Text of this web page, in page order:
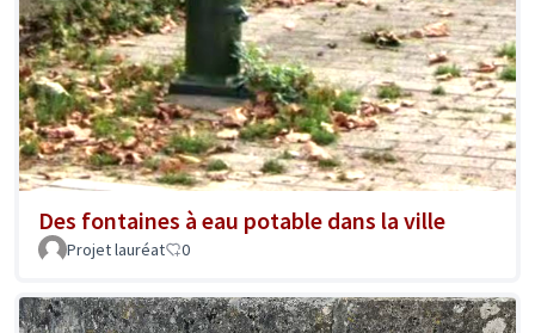
Des fontaines à eau potable dans la ville
Projet lauréat 0